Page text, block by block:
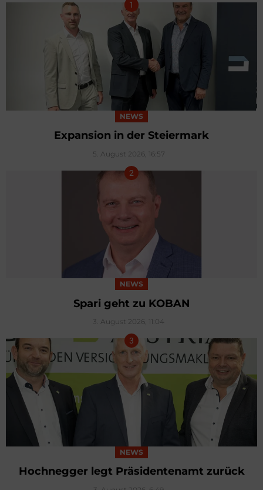
NEWS
Expansion in der Steiermark
5. August 2026, 16:57
NEWS
Spari geht zu KOBAN
3. August 2026, 11:04
NEWS
Hochnegger legt Präsidentenamt zurück